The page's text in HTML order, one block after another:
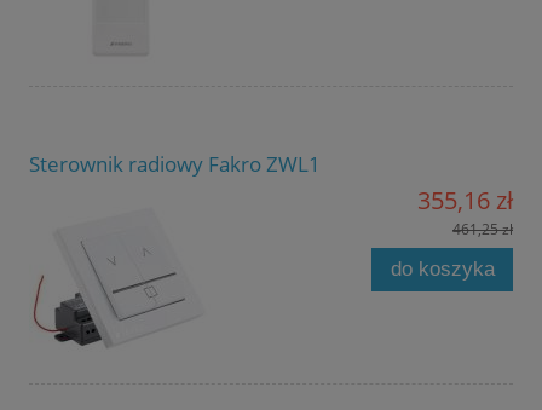
Sterownik radiowy Fakro ZWL1
355,16 zł
461,25 zł
do koszyka